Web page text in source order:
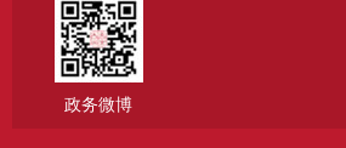
政务微博